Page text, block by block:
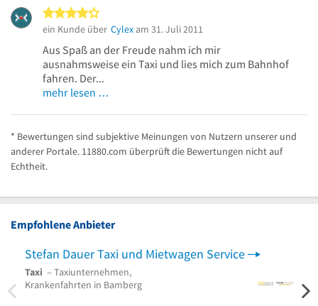
ein Kunde über Cylex am 31. Juli 2011
Aus Spaß an der Freude nahm ich mir
ausnahmsweise ein Taxi und lies mich zum Bahnhof
fahren. Der...
mehr lesen …
* Bewertungen sind subjektive Meinungen von Nutzern unserer und
anderer Portale. 11880.com überprüft die Bewertungen nicht auf
Echtheit.
Empfohlene Anbieter
Stefan Dauer Taxi und Mietwagen Service
Taxi – Taxiunternehmen,
Krankenfahrten in Bamberg
bei